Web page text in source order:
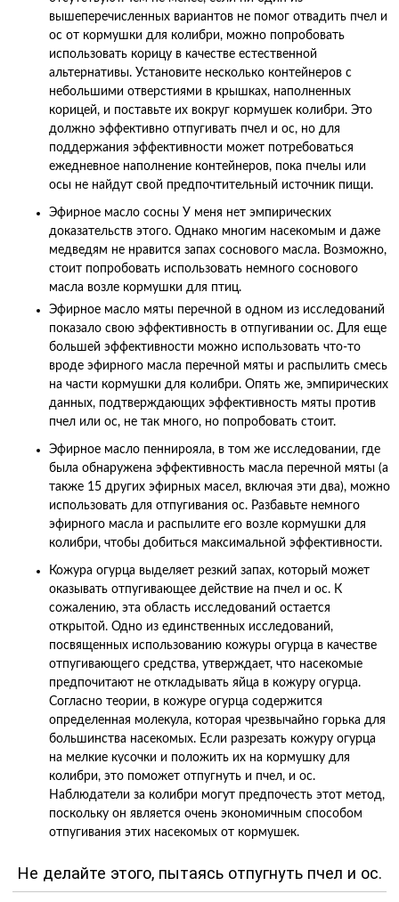
вышеперечисленных вариантов не помог отвадить пчел и
ос от кормушки для колибри, можно попробовать
использовать корицу в качестве естественной
альтернативы. Установите несколько контейнеров с
небольшими отверстиями в крышках, наполненных
корицей, и поставьте их вокруг кормушек колибри. Это
должно эффективно отпугивать пчел и ос, но для
поддержания эффективности может потребоваться
ежедневное наполнение контейнеров, пока пчелы или
осы не найдут свой предпочтительный источник пищи.
Эфирное масло сосны У меня нет эмпирических
доказательств этого. Однако многим насекомым и даже
медведям не нравится запах соснового масла. Возможно,
стоит попробовать использовать немного соснового
масла возле кормушки для птиц.
Эфирное масло мяты перечной в одном из исследований
показало свою эффективность в отпугивании ос. Для еще
большей эффективности можно использовать что-то
вроде эфирного масла перечной мяты и распылить смесь
на части кормушки для колибри. Опять же, эмпирических
данных, подтверждающих эффективность мяты против
пчел или ос, не так много, но попробовать стоит.
Эфирное масло пеннирояла, в том же исследовании, где
была обнаружена эффективность масла перечной мяты (а
также 15 других эфирных масел, включая эти два), можно
использовать для отпугивания ос. Разбавьте немного
эфирного масла и распылите его возле кормушки для
колибри, чтобы добиться максимальной эффективности.
Кожура огурца выделяет резкий запах, который может
оказывать отпугивающее действие на пчел и ос. К
сожалению, эта область исследований остается
открытой. Одно из единственных исследований,
посвященных использованию кожуры огурца в качестве
отпугивающего средства, утверждает, что насекомые
предпочитают не откладывать яйца в кожуру огурца.
Согласно теории, в кожуре огурца содержится
определенная молекула, которая чрезвычайно горька для
большинства насекомых. Если разрезать кожуру огурца
на мелкие кусочки и положить их на кормушку для
колибри, это поможет отпугнуть и пчел, и ос.
Наблюдатели за колибри могут предпочесть этот метод,
поскольку он является очень экономичным способом
отпугивания этих насекомых от кормушек.
Не делайте этого, пытаясь отпугнуть пчел и ос.